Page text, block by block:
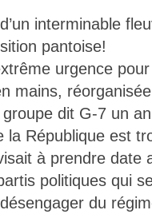
interminable
pantoise!
urgence
mains,
dit G-7 un
la République est
à prendre date
politiques qui
du